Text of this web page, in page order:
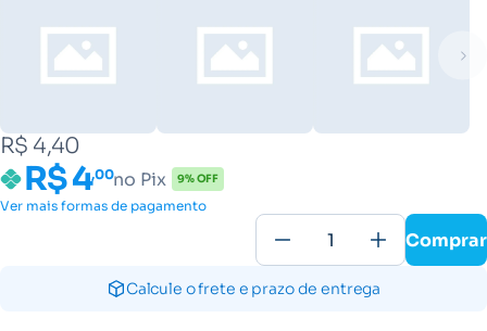
R$ 4,40
R$ 4,00no Pix 9% OFF
Ver mais formas de pagamento
Comprar
Calcule o frete e prazo de entrega